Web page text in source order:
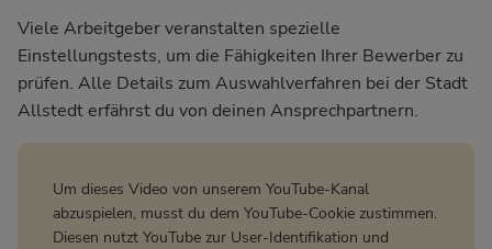
Viele Arbeitgeber veranstalten spezielle
Einstellungstests, um die Fähigkeiten Ihrer Bewerber zu
prüfen. Alle Details zum Auswahlverfahren bei der Stadt
Allstedterfährst du von deinen Ansprechpartnern.
Um dieses Video von unserem YouTube-Kanal
abzuspielen, musst du dem YouTube-Cookie zustimmen.
Diesen nutzt YouTube zur User-Identifikation und